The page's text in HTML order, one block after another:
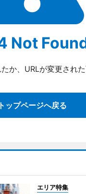
Not
か、URLが変更された
ップページへ戻る
エリア特集